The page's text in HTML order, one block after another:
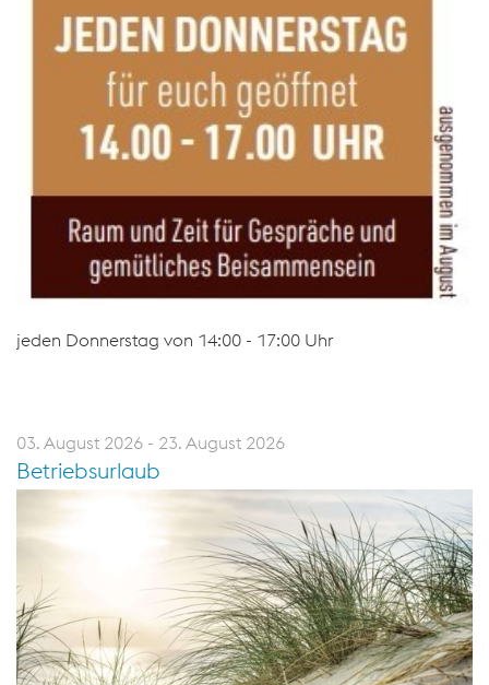
jeden Donnerstag von 14:00 - 17:00 Uhr
03. August 2026 - 23. August 2026
Betriebsurlaub